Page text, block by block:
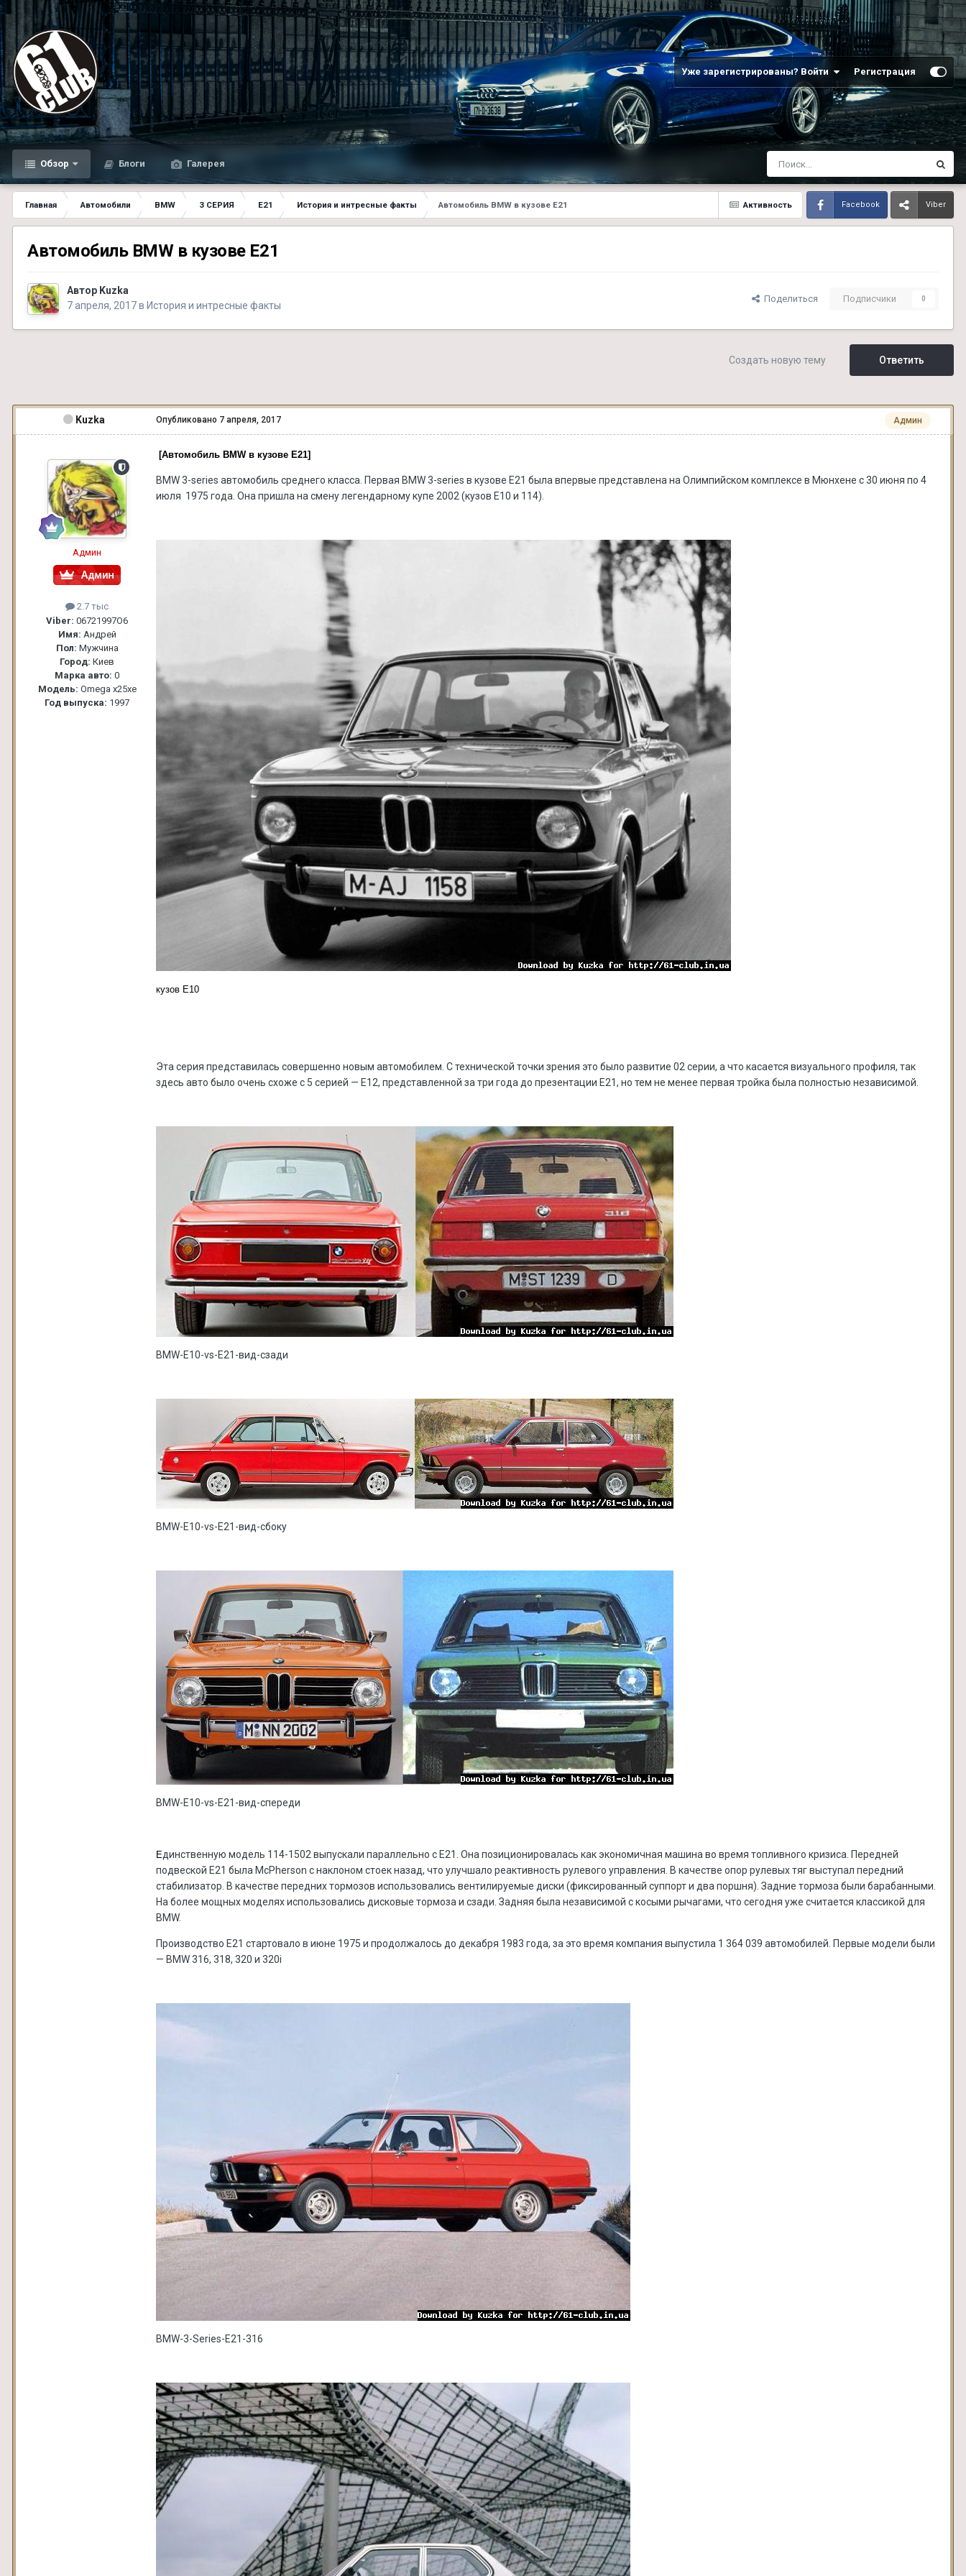
Уже зарегистрированы? Войти Регистрация
Обзор Блоги Галерея
Активность
Главная Автомобили BMW 3 СЕРИЯ E21 История и интресные факты Автомобиль BMW в кузове Е21 Facebook Viber
Автомобиль BMW в кузове Е21
Автор Kuzka
7 апреля, 2017в История и интресные факты
Поделиться Подписчики 0
Ответить
Создать новую тему
Kuzka
Админ
2.7 тыс
Viber: 06721997О6
Имя: Андрей
Пол: Мужчина
Город: Киев
Марка авто: 0
Модель: Omega x25xe
Год выпуска: 1997
Админ
Опубликовано 7 апреля, 2017
[Автомобиль BMW в кузове Е21]
BMW 3-series автомобиль среднего класса. Первая BMW 3-series в кузове E21 была впервые представлена на Олимпийском комплексе в Мюнхене с 30 июня по 4
июля 1975 года. Она пришла на смену легендарному купе 2002 (кузов Е10 и 114).
кузов Е10
Эта серия представилась совершенно новым автомобилем. С технической точки зрения это было развитие 02 серии, а что касается визуального профиля, так
здесь авто было очень схоже с 5 серией — E12, представленной за три года до презентации E21, но тем не менее первая тройка была полностью независимой.
BMW-E10-vs-E21-вид-сзади
BMW-E10-vs-E21-вид-сбоку
BMW-E10-vs-E21-вид-спереди
Единственную модель 114-1502 выпускали параллельно с Е21. Она позиционировалась как экономичная машина во время топливного кризиса. Передней
подвеской E21 была McPherson с наклоном стоек назад, что улучшало реактивность рулевого управления. В качестве опор рулевых тяг выступал передний
стабилизатор. В качестве передних тормозов использовались вентилируемые диски (фиксированный суппорт и два поршня). Задние тормоза были барабанными.
На более мощных моделях использовались дисковые тормоза и сзади. Задняя была независимой с косыми рычагами, что сегодня уже считается классикой для
BMW.
Производство Е21 стартовало в июне 1975 и продолжалось до декабря 1983 года, за это время компания выпустила 1 364 039 автомобилей. Первые модели были
— BMW 316, 318, 320 и 320i
BMW-3-Series-E21-316